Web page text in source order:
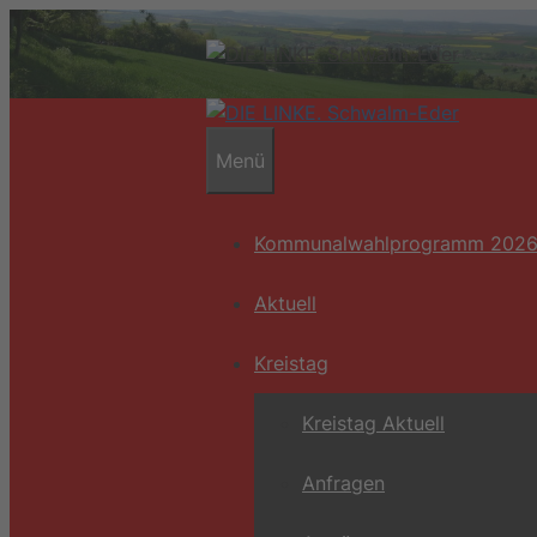
Zum
Inhalt
Menü
Kommunalwahlprogramm 2026
Aktuell
Kreistag
Kreistag Aktuell
Anfragen